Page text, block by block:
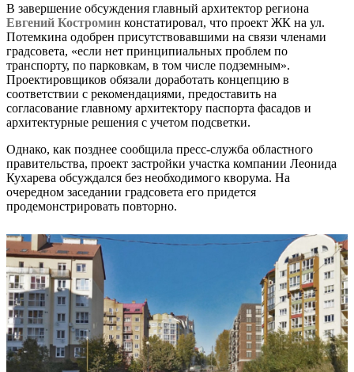
В завершение обсуждения главный архитектор региона
Евгений Костромин констатировал, что проект ЖК на ул.
Потемкина одобрен присутствовавшими на связи членами
градсовета, «если нет принципиальных проблем по
транспорту, по парковкам, в том числе подземным».
Проектировщиков обязали доработать концепцию в
соответствии с рекомендациями, предоставить на
согласование главному архитектору паспорта фасадов и
архитектурные решения с учетом подсветки.
Однако, как позднее сообщила пресс-служба областного
правительства, проект застройки участка компании Леонида
Кухарева обсуждался без необходимого кворума. На
очередном заседании градсовета его придется
продемонстрировать повторно.